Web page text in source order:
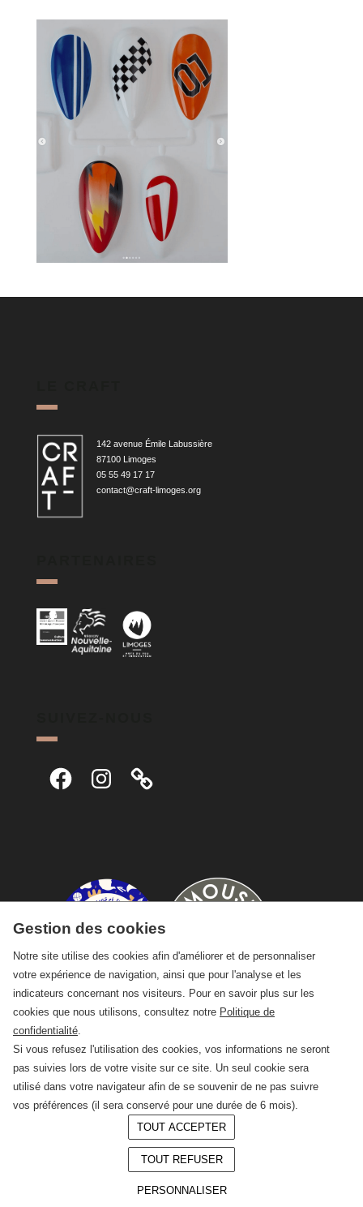
142 avenue Émile Labussière
87100 Limoges
05 55 49 17 17
contact@craft-limoges.org
FacebookInstagram
© 2026 —CRAFT Limoges
Politique de confidentialité
Gestion des cookies
Notre site utilise des cookies afin d'améliorer et de personnaliser
votre expérience de navigation, ainsi que pour l'analyse et les
indicateurs concernant nos visiteurs. Pour en savoir plus sur les
cookies que nous utilisons, consultez notre Politique de
confidentialité
Si vous refusez l'utilisation des cookies, vos informations ne seront
pas suivies lors de votre visite sur ce site. Un seul cookie sera
utilisé dans votre navigateur afin de se souvenir de ne pas suivre
vos préférences (il sera conservé pour une durée de 6 mois).
TOUT ACCEPTER
TOUT REFUSER
PERSONNALISER